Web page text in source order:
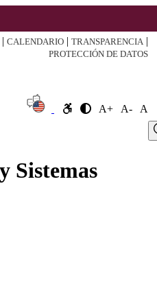
| CALENDARIO | TRANSPARENCIA |
PROTECCIÓN DE DATOS
A+ A-
A